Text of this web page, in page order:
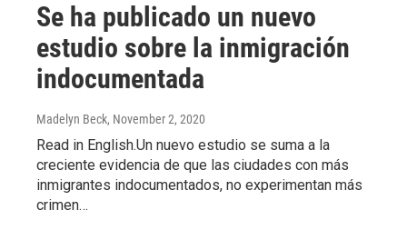
Se ha publicado un nuevo
estudio sobre la inmigración
indocumentada
Madelyn Beck, November 2, 2020
Read in English.Un nuevo estudio se suma a la
creciente evidencia de que las ciudades con más
inmigrantes indocumentados, no experimentan más
crimen…